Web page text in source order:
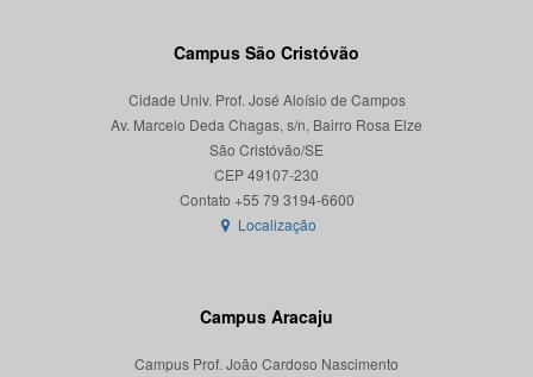
Campus São Cristóvão
Cidade Univ. Prof. José Aloísio de Campos
Av. Marcelo Deda Chagas, s/n, Bairro Rosa Elze
São Cristóvão/SE
CEP 49107-230
Localização
Campus Aracaju
Campus Prof. João Cardoso Nascimento